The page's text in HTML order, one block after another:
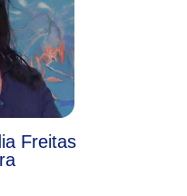
Freitas